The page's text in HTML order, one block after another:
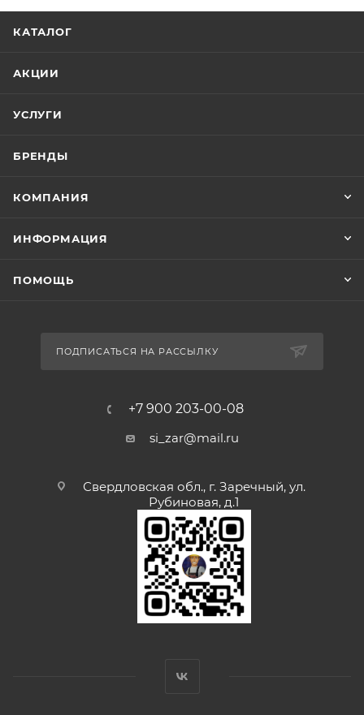
КАТАЛОГ
АКЦИИ
УСЛУГИ
БРЕНДЫ
КОМПАНИЯ
ИНФОРМАЦИЯ
ПОМОЩЬ
ПОДПИСАТЬСЯ НА РАССЫЛКУ
+7 900 203-00-08
si_zar@mail.ru
Свердловская обл., г. Заречный, ул.
Рубиновая, д.1